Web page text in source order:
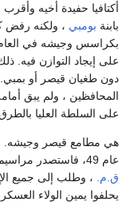
أكتافيا حفيدة أخيه
بابنة بومبي ، ولكنه رفض
بكراسس وجيشه في العام
على إيجاد التوازن
دون طغيان قيصر أو
المحافظين ، ولم يبق
على السلطة العليا
هي مطامع قيصر وجيشه.
عام 49، فاستصدر مراسيم تقضي بمد أجل قيادته هو إلى آخر عام
ق.م.
، وطلب إلى جميع
يحلفوا يمين الولاء